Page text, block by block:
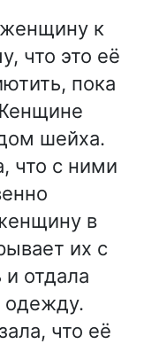
к
что это её
пока
шейха.
что с ними
в
их с
отдала
одежду.
что её